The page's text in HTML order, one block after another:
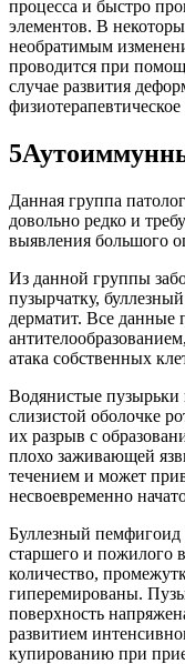
процесса и быстро
элементов. В
необратимым
проводится при
случае развития
Данная группа
довольно редко и
выявления большого
Из данной группы
пузырчатку,
дерматит. Все
атака собственных
Водянистые пузырьки
слизистой оболочке
их разрыв с
плохо заживающей
течением и может
несвоевременно
Буллезный пемфигоид
старшего и пожилого
количество,
гиперемированы.
поверхность
развитием
купированию при